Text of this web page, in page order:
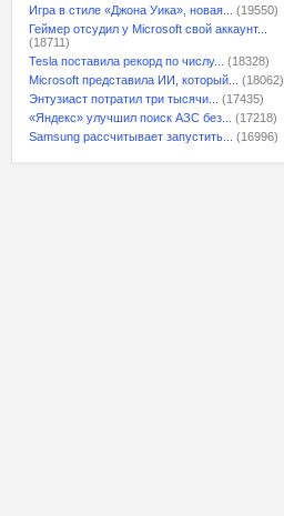
Игра в стиле «Джона Уика», новая...
(19550)
Геймер отсудил у Microsoft свой аккаунт...
(18711)
Tesla поставила рекорд по числу...
(18328)
Microsoft представила ИИ, который...
(18062)
Энтузиаст потратил три тысячи...
(17435)
«Яндекс» улучшил поиск АЗС без...
(17218)
Samsung рассчитывает запустить...
(16996)